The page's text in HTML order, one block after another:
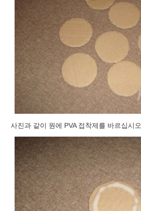
사진과 같이 원에 PVA 접착제를 바르십시오.